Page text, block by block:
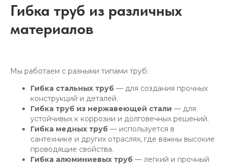
Гибка труб из различных
материалов
Мы работаем с разными типами труб:
Гибка стальных труб — для создания прочных
конструкций и деталей.
Гибка труб из нержавеющей стали — для
устойчивых к коррозии и долговечных решений.
Гибка медных труб — используется в
сантехнике и других отраслях, где важны высокие
проводящие свойства.
Гибка алюминиевых труб — легкий и прочный